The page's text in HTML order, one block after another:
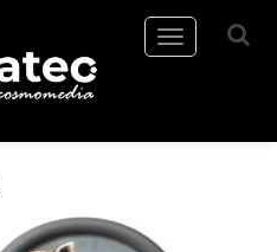
Toggle
navigation